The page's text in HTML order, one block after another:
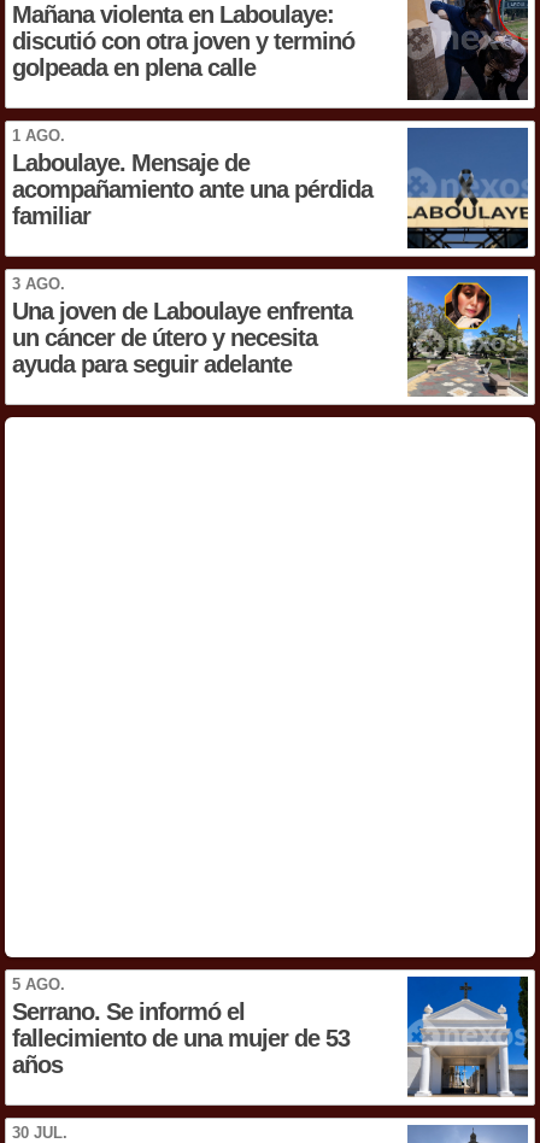
Mañana violenta en Laboulaye:
discutió con otra joven y terminó
golpeada en plena calle
1 AGO.
Laboulaye. Mensaje de
acompañamiento ante una pérdida
familiar
3 AGO.
Una joven de Laboulaye enfrenta
un cáncer de útero y necesita
ayuda para seguir adelante
5 AGO.
Serrano. Se informó el
fallecimiento de una mujer de 53
años
30 JUL.